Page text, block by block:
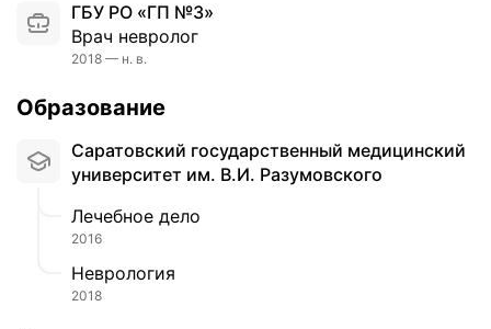
ГБУ РО «ГП №3»
Врач невролог
2018 — н. в.
Образование
Саратовский государственный медицинский
университет им. В.И. Разумовского
Лечебное дело
2016
Неврология
2018